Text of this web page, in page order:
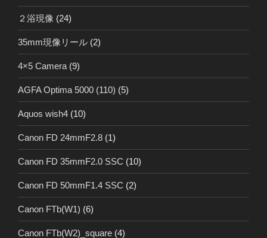
２浴現像 (24)
35mm現像リール (2)
4×5 Camera (9)
AGFA Optima 5000 (110) (5)
Aquos wish4 (10)
Canon FD 24mmF2.8 (1)
Canon FD 35mmF2.0 SSC (10)
Canon FD 50mmF1.4 SSC (2)
Canon FTb(W1) (6)
Canon FTb(W2)_square (4)